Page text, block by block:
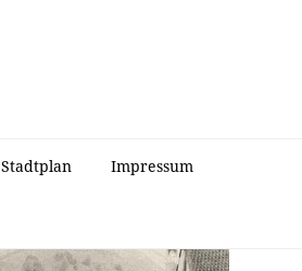
Stadtplan Impressum